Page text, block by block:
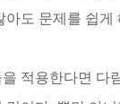
아도 문제를 쉽게
적용한다면 다